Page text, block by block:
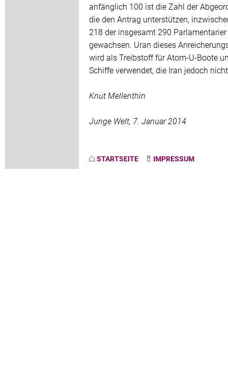
anfänglich 100 ist die Zahl der
die den Antrag unterstützen,
218 der insgesamt 290 Parlamentarier
gewachsen. Uran dieses
wird als Treibstoff für Atom-U-Boote
Schiffe verwendet, die Iran jedoch
Knut Mellenthin
Junge Welt, 7. Januar 2014
STARTSEITE IMPRESSUM